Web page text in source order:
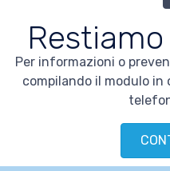
Per informazioni o
compilando il modulo in